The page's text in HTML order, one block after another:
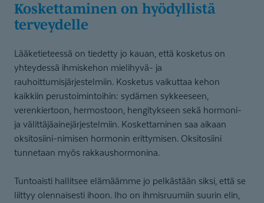
Koskettaminen on hyödyllistä
terveydelle
Lääketieteessä on tiedetty jo kauan, että kosketus on
yhteydessä ihmiskehon mielihyvä- ja
rauhoittumisjärjestelmiin. Kosketus vaikuttaa kehon
kaikkiin perustoimintoihin: sydämen sykkeeseen,
verenkiertoon, hermostoon, hengitykseen sekä hormoni-
ja välittäjäainejärjestelmiin. Koskettaminen saa aikaan
oksitosiini-nimisen hormonin erittymisen. Oksitosiini
tunnetaan myös rakkaushormonina.
Tuntoaisti hallitsee elämäämme jo pelkästään siksi, että se
liittyy olennaisesti ihoon. Iho on ihmisruumiin suurin elin,